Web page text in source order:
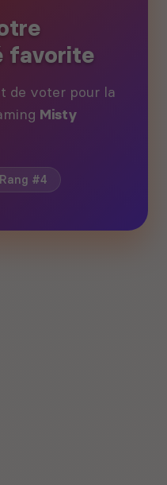
favorite
de voter pour la
Misty
Rang #4